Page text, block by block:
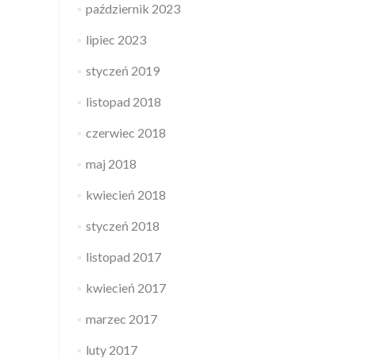
październik 2023
lipiec 2023
styczeń 2019
listopad 2018
czerwiec 2018
maj 2018
kwiecień 2018
styczeń 2018
listopad 2017
kwiecień 2017
marzec 2017
luty 2017